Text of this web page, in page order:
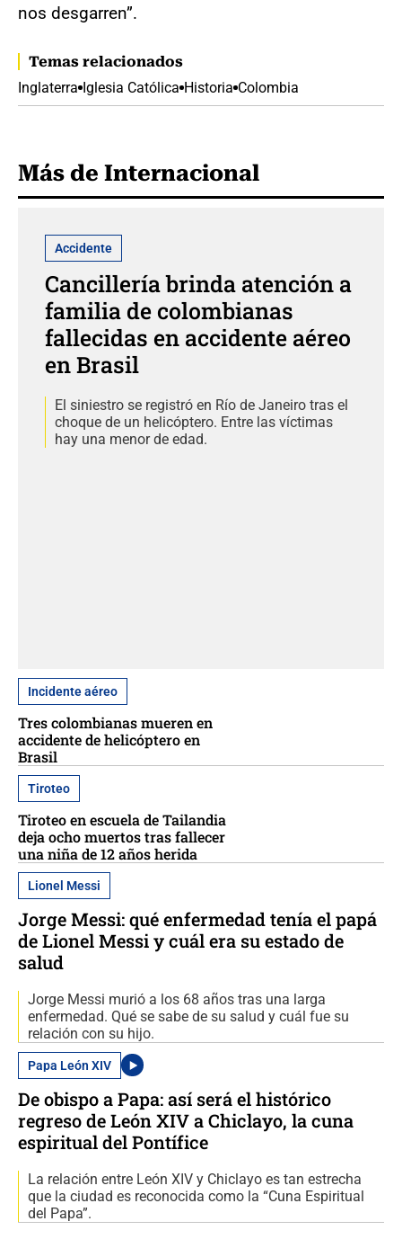
nos desgarren”.
Temas relacionados
Inglaterra Iglesia Católica Historia Colombia
Más de Internacional
Accidente
Cancillería brinda atención a
familia de colombianas
fallecidas en accidente aéreo
en Brasil
El siniestro se registró en Río de Janeiro tras el
choque de un helicóptero. Entre las víctimas
hay una menor de edad.
Incidente aéreo
Tres colombianas mueren en
accidente de helicóptero en
Brasil
Tiroteo
Tiroteo en escuela de Tailandia
deja ocho muertos tras fallecer
una niña de 12 años herida
Lionel Messi
Jorge Messi: qué enfermedad tenía el papá
de Lionel Messi y cuál era su estado de
salud
Jorge Messi murió a los 68 años tras una larga
enfermedad. Qué se sabe de su salud y cuál fue su
relación con su hijo.
Papa León XIV
De obispo a Papa: así será el histórico
regreso de León XIV a Chiclayo, la cuna
espiritual del Pontífice
La relación entre León XIV y Chiclayo es tan estrecha
que la ciudad es reconocida como la “Cuna Espiritual
del Papa”.